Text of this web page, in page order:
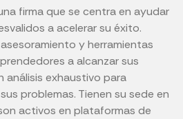
firma que se centra en ayudar
a acelerar su éxito.
y herramientas
a alcanzar sus
exhaustivo para
problemas. Tienen su sede en
activos en plataformas de